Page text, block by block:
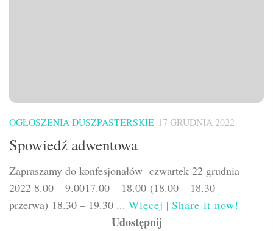
OGŁOSZENIA DUSZPASTERSKIE 17 GRUDNIA 2022
Spowiedź adwentowa
Zapraszamy do konfesjonałów czwartek 22 grudnia
2022 8.00 – 9.0017.00 – 18.00 (18.00 – 18.30
przerwa) 18.30 – 19.30 ... Więcej | Share it now!
Udostępnij